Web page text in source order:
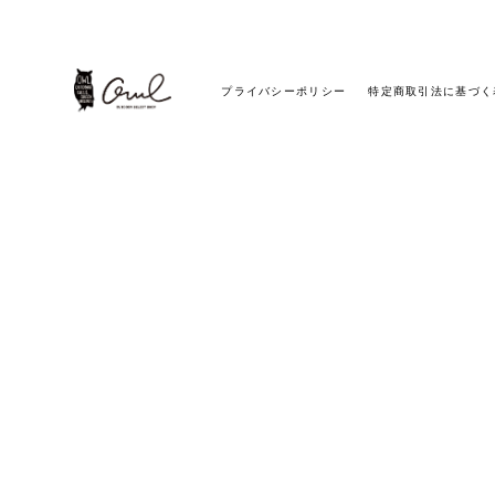
プライバシーポリシー 特定商取引法に基づく